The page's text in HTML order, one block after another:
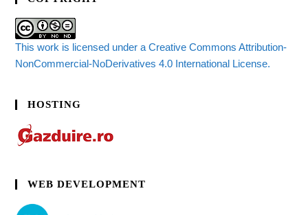
This work is licensed under a Creative Commons Attribution-
NonCommercial-NoDerivatives 4.0 International License.
HOSTING
WEB DEVELOPMENT